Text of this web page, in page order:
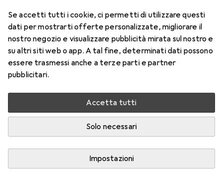
Se accetti tutti i cookie, ci permetti di utilizzare questi
dati per mostrarti offerte personalizzate, migliorare il
nostro negozio e visualizzare pubblicità mirata sul nostro e
su altri siti web o app. A tal fine, determinati dati possono
essere trasmessi anche a terze parti e partner
pubblicitari.
Accetta tutti
Solo necessari
Impostazioni
-6, Obiettivo mensile, 6 pz., Torico
Prezzo in EUR IVA incl.
Consegna tra ven, 14/8 e mar, 18/8
Più di 10 pezzi in stock presso il fornitore
Aggiungi al carrello